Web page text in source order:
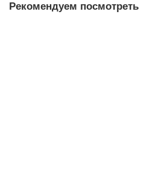
Рекомендуем посмотреть